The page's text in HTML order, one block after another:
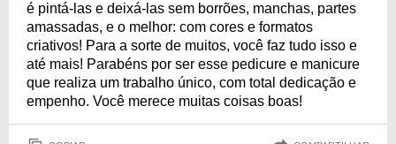
é pintá-las e deixá-las sem borrões, manchas, partes
amassadas, e o melhor: com cores e formatos
criativos! Para a sorte de muitos, você faz tudo isso e
até mais! Parabéns por ser esse pedicure e manicure
que realiza um trabalho único, com total dedicação e
empenho. Você merece muitas coisas boas!